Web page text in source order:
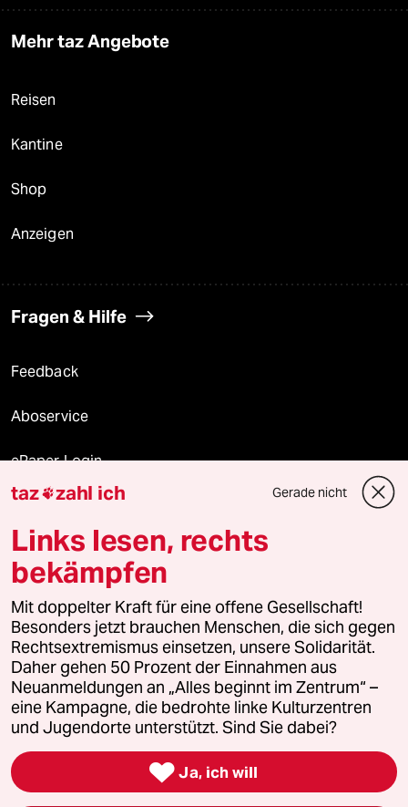
Mehr taz Angebote
Reisen
Kantine
Shop
Anzeigen
Fragen & Hilfe
Feedback
Aboservice
ePaper Login
Downloads für Abonnierende
© 2026 taz Verlags und Vertriebs GmbH
Alle Rechte vorbehalten. Bei rechtlichen Fragen oder für Genehmigungen
wenden Sie sich bitte an lizenzen@taz.de
Feedback Redaktionsstatut Kommune-Richtlinien
Leitlinie Informant Datenschutz Impressum AGB
Seitenwende Einwilligungen widerrufen (Ads)
taz zahl ich Gerade nicht
Links lesen, rechts
bekämpfen
Mit doppelter Kraft für eine offene Gesellschaft!
Besonders jetzt brauchen Menschen, die sich gegen
Rechtsextremismus einsetzen, unsere Solidarität.
Daher gehen 50 Prozent der Einnahmen aus
Neuanmeldungen an „Alles beginnt im Zentrum“ –
eine Kampagne, die bedrohte linke Kulturzentren
und Jugendorte unterstützt. Sind Sie dabei?
 Ja, ich will